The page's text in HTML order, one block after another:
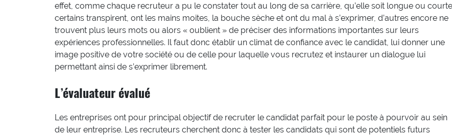
effet, comme chaque recruteur a pu le constater tout au long de sa carrière, qu’elle soit longue ou
certains transpirent, ont les mains moites, la bouche sèche et ont du mal à s’exprimer, d’autres encore ne
trouvent plus leurs mots ou alors « oublient » de préciser des informations importantes sur leurs
expériences professionnelles. Il faut donc établir un climat de confiance avec le candidat, lui donner une
image positive de votre société ou de celle pour laquelle vous recrutez et instaurer un dialogue lui
permettant ainsi de s’exprimer librement.
L’évaluateur évalué
Les entreprises ont pour principal objectif de recruter le candidat parfait pour le poste à pourvoir au sein
de leur entreprise. Les recruteurs cherchent donc à tester les candidats qui sont de potentiels futurs